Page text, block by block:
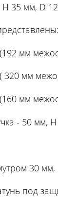
35 мм, D
мм
320 мм
мм
- 50 мм,
30 мм,
под